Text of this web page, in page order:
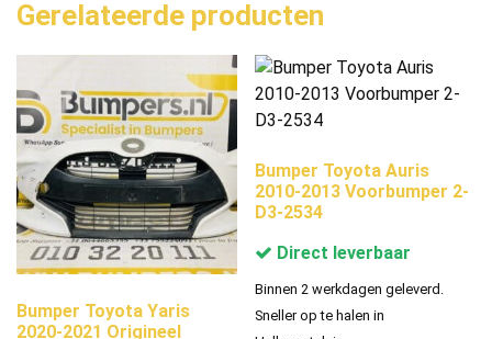
Gerelateerde producten
Bumper Toyota Yaris
2020-2021 Origineel
Bumper Toyota Auris
2010-2013 Voorbumper 2-
D3-2534
Direct leverbaar
Binnen 2 werkdagen geleverd.
Sneller op te halen in